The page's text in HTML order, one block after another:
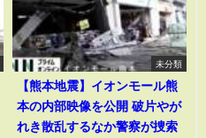
未分類
【熊本地震】イオンモール熊
本の内部映像を公開 破片やが
れき散乱するなか警察が捜索